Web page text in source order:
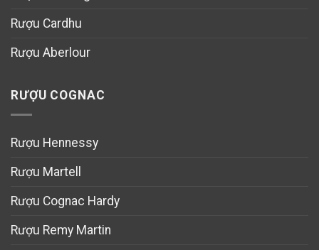
Rượu Cardhu
Rượu Aberlour
RƯỢU COGNAC
Rượu Hennessy
Rượu Martell
Rượu Cognac Hardy
Rượu Remy Martin